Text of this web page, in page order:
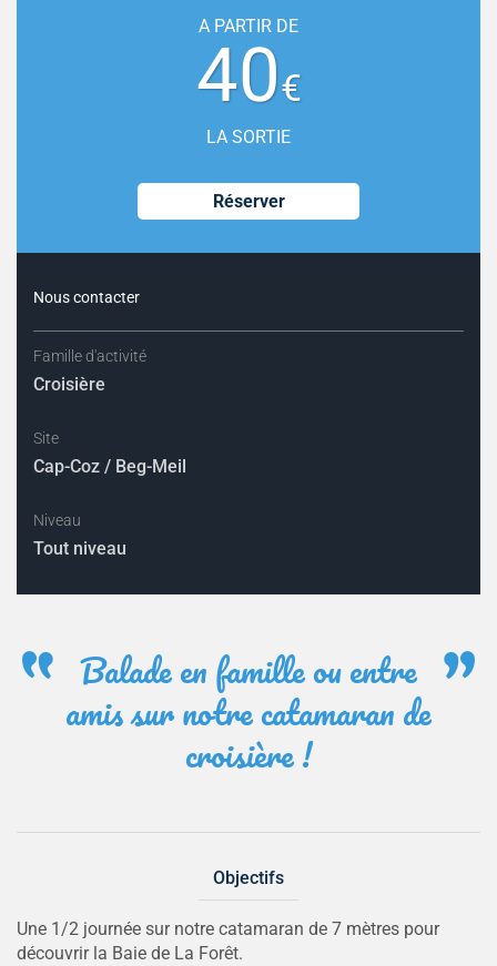
A PARTIR DE
40€
LA SORTIE
Réserver
Nous contacter
Famille d'activité
Croisière
Site
Cap-Coz / Beg-Meil
Niveau
Tout niveau
Balade en famille ou entre
amis sur notre catamaran de
croisière !
Objectifs
Une 1/2 journée sur notre catamaran de 7 mètres pour
découvrir la Baie de La Forêt.